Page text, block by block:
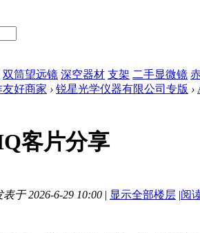
双筒望远镜 深空器材 支架 二手显微镜
友好商家 › 锐星光学仪器有限公司专版 ›
客片分享
表于 2026-6-29 10:00 | 显示全部楼层 |阅